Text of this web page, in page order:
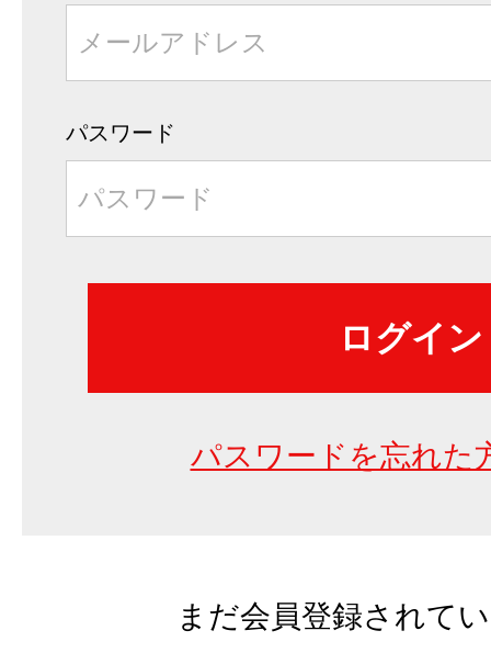
パスワード
パスワードを忘れた
まだ会員登録されて